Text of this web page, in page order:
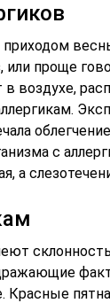
или проще
воздухе,
с
а
склонность
Красные